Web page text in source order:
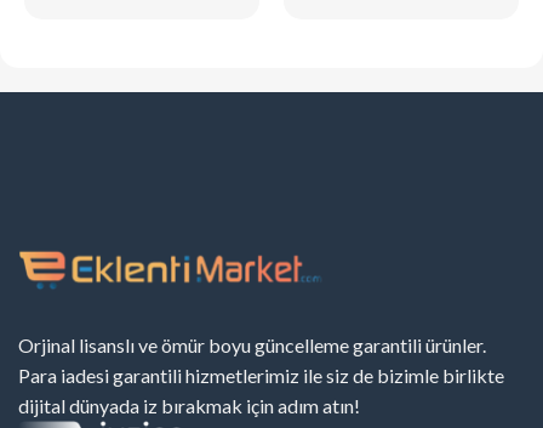
Orjinal lisanslı ve ömür boyu güncelleme garantili ürünler.
Para iadesi garantili hizmetlerimiz ile siz de bizimle birlikte
dijital dünyada iz bırakmak için adım atın!